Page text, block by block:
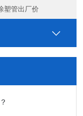
塑管出厂价